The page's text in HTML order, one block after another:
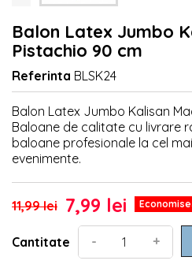
Balon Latex Jumbo
Pistachio 90 cm
Referinta BLSK24
Balon Latex Jumbo Kalisan
Baloane de calitate cu livrare
baloane profesionale la cel
evenimente.
11,99 lei 7,99 lei
Cantitate - +